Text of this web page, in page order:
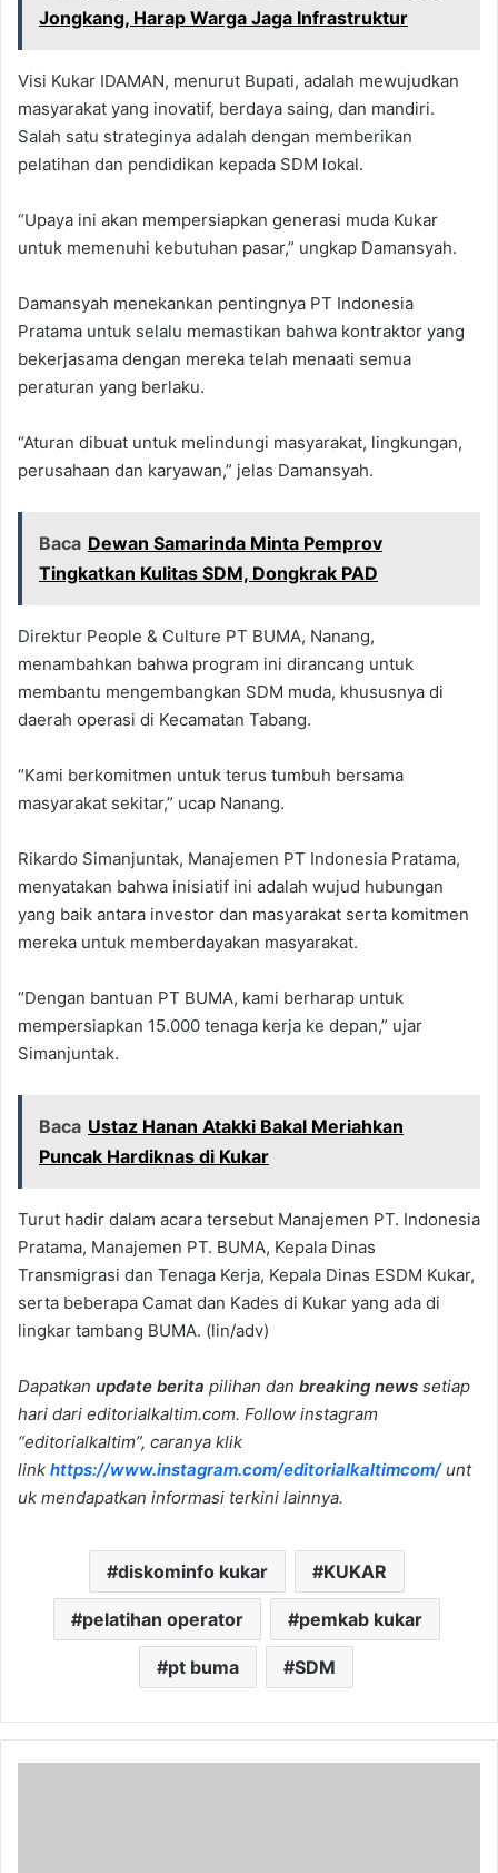
Jongkang, Harap Warga Jaga Infrastruktur
Visi Kukar IDAMAN, menurut Bupati, adalah mewujudkan
masyarakat yang inovatif, berdaya saing, dan mandiri.
Salah satu strateginya adalah dengan memberikan
pelatihan dan pendidikan kepada SDM lokal.
“Upaya ini akan mempersiapkan generasi muda Kukar
untuk memenuhi kebutuhan pasar,” ungkap Damansyah.
Damansyah menekankan pentingnya PT Indonesia
Pratama untuk selalu memastikan bahwa kontraktor yang
bekerjasama dengan mereka telah menaati semua
peraturan yang berlaku.
“Aturan dibuat untuk melindungi masyarakat, lingkungan,
perusahaan dan karyawan,” jelas Damansyah.
Baca Dewan Samarinda Minta Pemprov
Tingkatkan Kulitas SDM, Dongkrak PAD
Direktur People & Culture PT BUMA, Nanang,
menambahkan bahwa program ini dirancang untuk
membantu mengembangkan SDM muda, khususnya di
daerah operasi di Kecamatan Tabang.
“Kami berkomitmen untuk terus tumbuh bersama
masyarakat sekitar,” ucap Nanang.
Rikardo Simanjuntak, Manajemen PT Indonesia Pratama,
menyatakan bahwa inisiatif ini adalah wujud hubungan
yang baik antara investor dan masyarakat serta komitmen
mereka untuk memberdayakan masyarakat.
“Dengan bantuan PT BUMA, kami berharap untuk
mempersiapkan 15.000 tenaga kerja ke depan,” ujar
Simanjuntak.
Baca Ustaz Hanan Atakki Bakal Meriahkan
Puncak Hardiknas di Kukar
Turut hadir dalam acara tersebut Manajemen PT. Indonesia
Pratama, Manajemen PT. BUMA, Kepala Dinas
Transmigrasi dan Tenaga Kerja, Kepala Dinas ESDM Kukar,
serta beberapa Camat dan Kades di Kukar yang ada di
lingkar tambang BUMA. (lin/adv)
Dapatkan update berita pilihan dan breaking news setiap
hari dari editorialkaltim.com. Follow instagram
“editorialkaltim”, caranya klik
link https://www.instagram.com/editorialkaltimcom/ unt
uk mendapatkan informasi terkini lainnya.
diskominfo kukar KUKAR
pelatihan operator pemkab kukar
pt buma SDM